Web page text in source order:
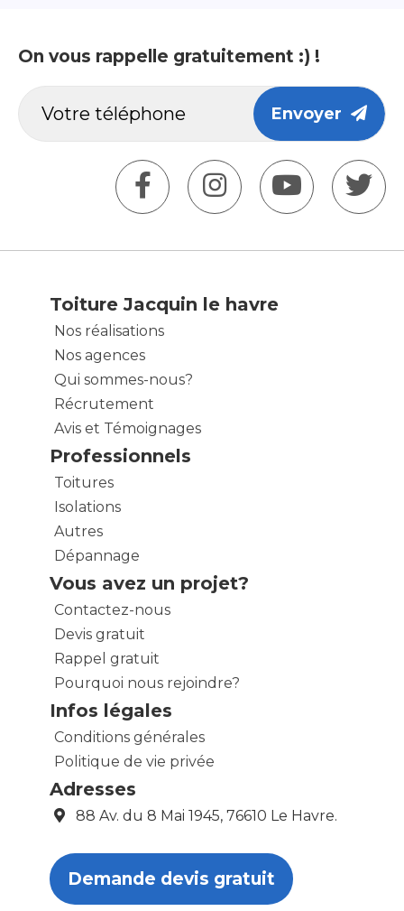
On vous rappelle gratuitement :) !
Envoyer
Toiture Jacquin le havre
Nos réalisations
Nos agences
Qui sommes-nous?
Récrutement
Avis et Témoignages
Professionnels
Toitures
Isolations
Autres
Dépannage
Vous avez un projet?
Contactez-nous
Devis gratuit
Rappel gratuit
Pourquoi nous rejoindre?
Infos légales
Conditions générales
Politique de vie privée
Adresses
88 Av. du 8 Mai 1945, 76610 Le Havre.
Demande devis gratuit